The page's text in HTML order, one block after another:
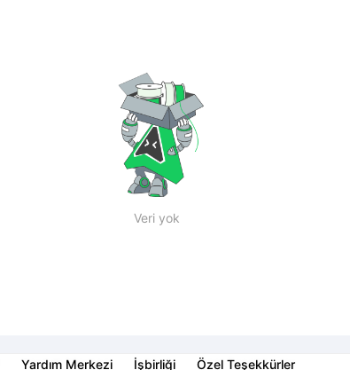
Veri yok
Yardım Merkezi İşbirliği Özel Teşekkürler